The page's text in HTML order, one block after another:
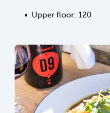
Upper floor: 120
sr.lightbox.Bild vergrößern